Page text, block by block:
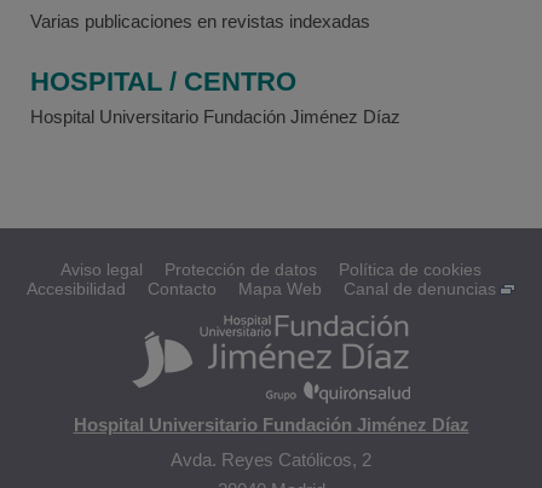
Varias publicaciones en revistas indexadas
HOSPITAL / CENTRO
Hospital Universitario Fundación Jiménez Díaz
Aviso legal Protección de datos
Política de cookies
Accesibilidad
Contacto Mapa Web Canal de denuncias
Hospital Universitario Fundación Jiménez Díaz
Avda. Reyes Católicos, 2